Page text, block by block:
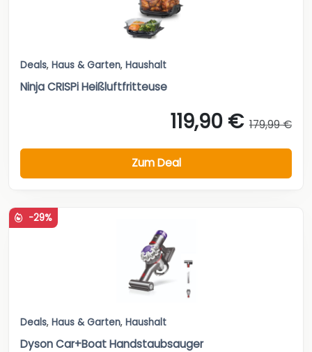
Deals, Haus & Garten, Haushalt
Ninja CRISPi Heißluftfritteuse
119,90 € 179,99 €
Zum Deal
-29%
Deals, Haus & Garten, Haushalt
Dyson Car+Boat Handstaubsauger